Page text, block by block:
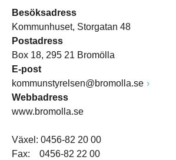
Besöksadress
Kommunhuset, Storgatan 48
Postadress
Box 18, 295 21 Bromölla
E-post
kommunstyrelsen@bromolla.se
Webbadress
www.bromolla.se
Växel: 0456-82 20 00
Fax: 0456-82 22 00